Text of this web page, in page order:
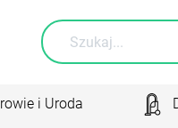
i Uroda